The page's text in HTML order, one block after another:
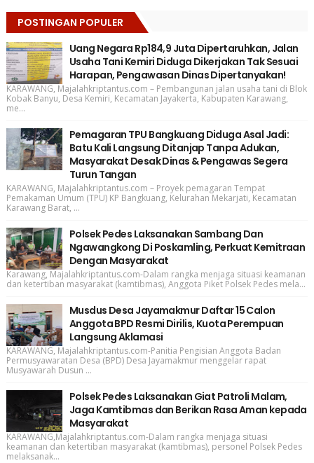
POSTINGAN POPULER
Uang Negara Rp184,9 Juta Dipertaruhkan, Jalan
Usaha Tani Kemiri Diduga Dikerjakan Tak Sesuai
Harapan, Pengawasan Dinas Dipertanyakan!
KARAWANG, Majalahkriptantus.com – Pembangunan jalan usaha tani di Blok
Kobak Banyu, Desa Kemiri, Kecamatan Jayakerta, Kabupaten Karawang,
me...
Pemagaran TPU Bangkuang Diduga Asal Jadi:
Batu Kali Langsung Ditanjap Tanpa Adukan,
Masyarakat Desak Dinas & Pengawas Segera
Turun Tangan
KARAWANG, Majalahkriptantus.com – Proyek pemagaran Tempat
Pemakaman Umum (TPU) KP Bangkuang, Kelurahan Mekarjati, Kecamatan
Karawang Barat, ...
Polsek Pedes Laksanakan Sambang Dan
Ngawangkong Di Poskamling, Perkuat Kemitraan
Dengan Masyarakat
Karawang, Majalahkriptantus.com-Dalam rangka menjaga situasi keamanan
dan ketertiban masyarakat (kamtibmas), Anggota Piket Polsek Pedes mela...
Musdus Desa Jayamakmur Daftar 15 Calon
Anggota BPD Resmi Dirilis, Kuota Perempuan
Langsung Aklamasi
KARAWANG, Majalahkriptantus.com-Panitia Pengisian Anggota Badan
Permusyawaratan Desa (BPD) Desa Jayamakmur menggelar rapat
Musyawarah Dusun ...
Polsek Pedes Laksanakan Giat Patroli Malam,
Jaga Kamtibmas dan Berikan Rasa Aman kepada
Masyarakat
KARAWANG,Majalahkriptantus.com-Dalam rangka menjaga situasi
keamanan dan ketertiban masyarakat (kamtibmas), personel Polsek Pedes
melaksanak...